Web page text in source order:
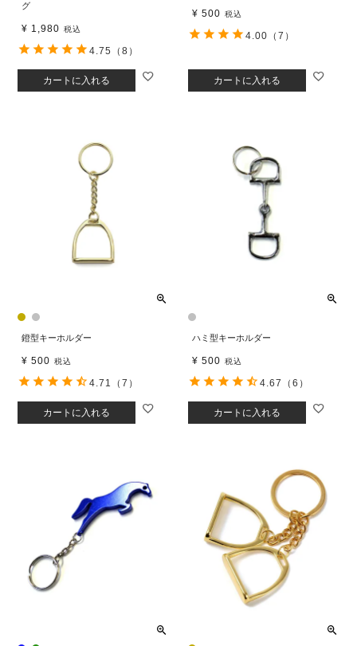
グ
¥ 1,980 税込
カートに入れる
4.75 （8）
¥ 500 税込
カートに入れる
4.00 （7）
鐙型キーホルダー
¥ 500 税込
カートに入れる
4.71 （7）
ハミ型キーホルダー
¥ 500 税込
カートに入れる
4.67 （6）